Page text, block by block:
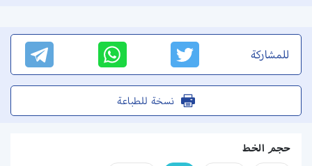
للمشاركة
نسخة للطباعة
حجم الخط